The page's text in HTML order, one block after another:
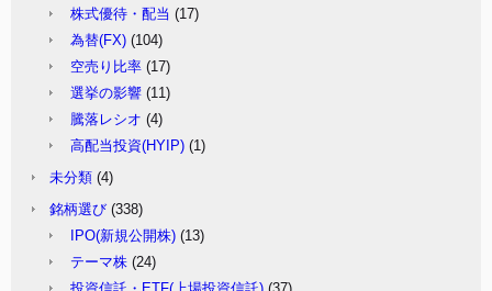
株式優待・配当 (17)
為替(FX) (104)
空売り比率 (17)
選挙の影響 (11)
騰落レシオ (4)
高配当投資(HYIP) (1)
未分類 (4)
銘柄選び (338)
IPO(新規公開株) (13)
テーマ株 (24)